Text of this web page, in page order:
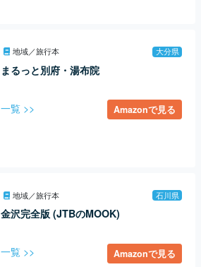
地域／旅行本 大分県
まるっと別府・湯布院
一覧 >> Amazonで見る
地域／旅行本 石川県
金沢完全版 (JTBのMOOK)
一覧 >> Amazonで見る